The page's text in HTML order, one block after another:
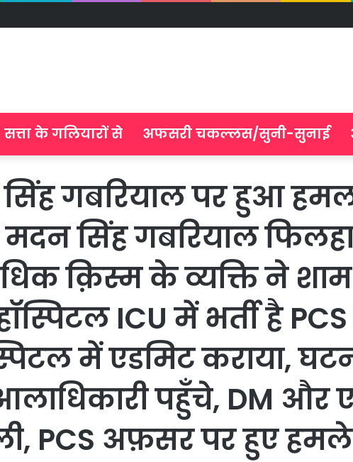
सत्ता के गलियारों से अफसरी चकल्लस/सुनी-सुनाई
गबरियाल पर हुआ
सिंह गबरियाल
क़िस्म के व्यक्ति ने
ICU में भर्ती है
में एडमिट कराया,
पहुँचे, DM और
PCS अफ़सर पर हुए